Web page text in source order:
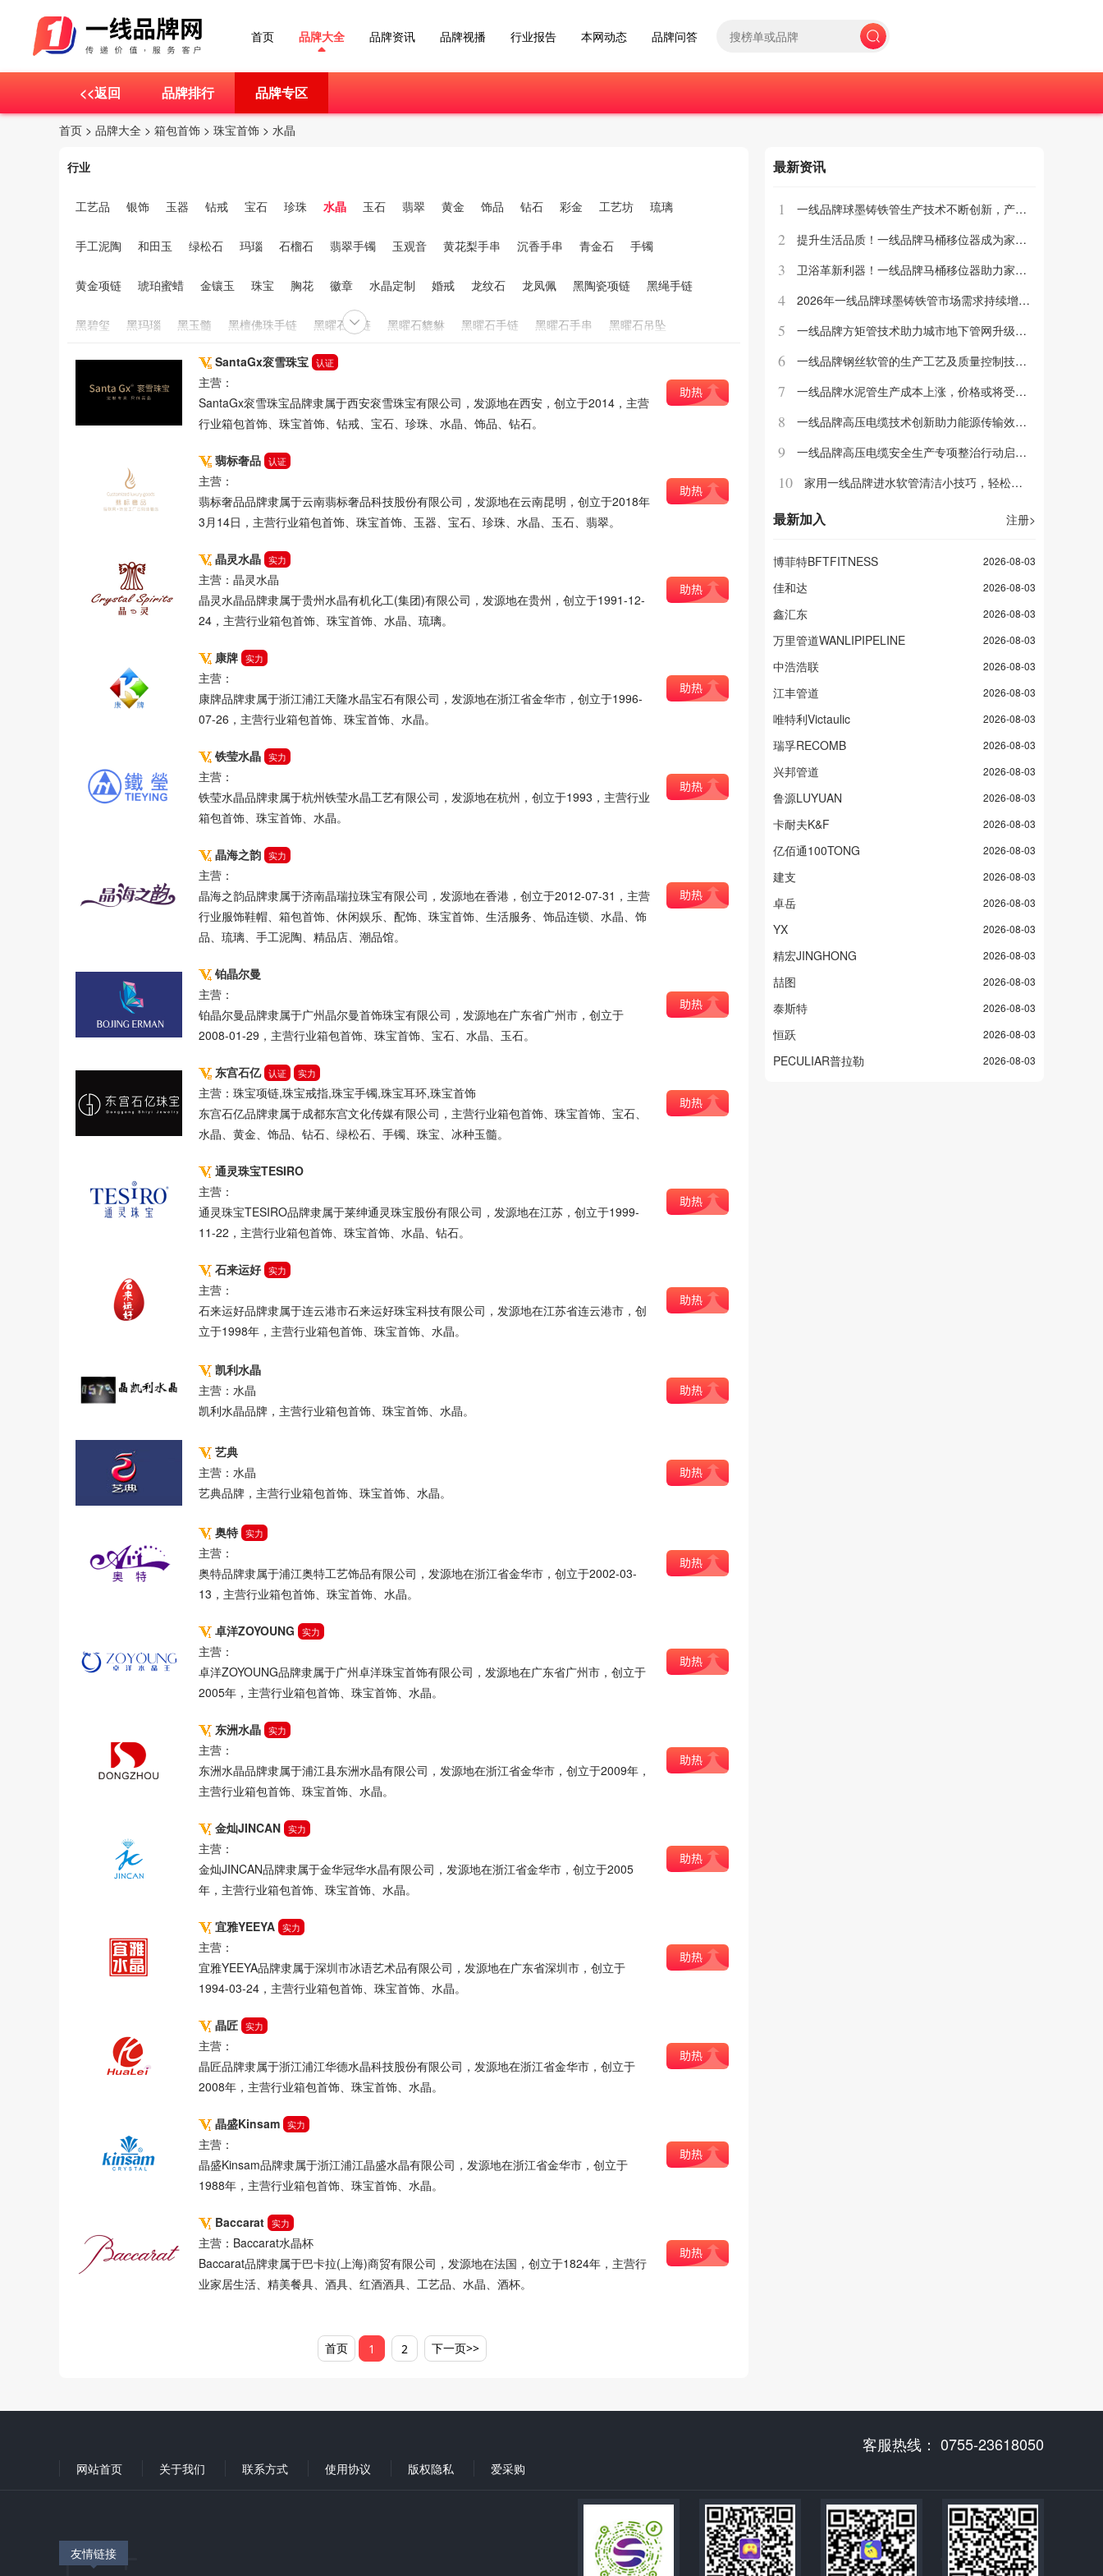
首页 品牌大全 品牌资讯 品牌视播 行业报告 本网动态 品牌问答
<<返回 品牌排行 品牌专区
首页 > 品牌大全 > 箱包首饰 > 珠宝首饰 > 水晶
行业
工艺品 银饰 玉器 钻戒 宝石 珍珠 水晶 玉石 翡翠 黄金 饰品 钻石 彩金 工艺坊 琉璃
手工泥陶 和田玉 绿松石 玛瑙 石榴石 翡翠手镯 玉观音 黄花梨手串 沉香手串 青金石 手镯
黄金项链 琥珀蜜蜡 金镶玉 珠宝 胸花 徽章 水晶定制 婚戒 龙纹石 龙凤佩 黑陶瓷项链 黑绳手链
黑碧玺 黑玛瑙 黑玉髓 黑檀佛珠手链 黑曜石项链 黑曜石貔貅 黑曜石手链 黑曜石手串 黑曜石吊坠
黑曜石 黑发晶 黄龙玉手镯 黄龙玉 黄金饰品
黄金脚链 黄金耳钉 黄金耳线 黄金红绳手链 黄金生肖吊坠 黄金手饰 黄金手链 黄金戒指 黄金对戒
鸡血石
韩版锁骨链 韩版戒指 青金石散珠 青金石手链 青白玉 青田石 青玉石 隐形项链
阿弥陀佛吊坠 长款耳饰 长款流苏耳环
银铃铛 银脚链 银耳钉 银耳环 银手镯 银手链 银戒指 银吊坠 铃铛脚链 铃铛手镯 铂金项链
钛晶手链 钛晶
足银项链 足金项链 足金手链 贵妃镯
SantaGx衮雪珠宝 认证
主营：
SantaGx衮雪珠宝品牌隶属于西安衮雪珠宝有限公司，发源地在西安，创立于2014，主营
行业箱包首饰、珠宝首饰、钻戒、宝石、珍珠、水晶、饰品、钻石。
翡标奢品 认证
主营：
翡标奢品品牌隶属于云南翡标奢品科技股份有限公司，发源地在云南昆明，创立于2018年
3月14日，主营行业箱包首饰、珠宝首饰、玉器、宝石、珍珠、水晶、玉石、翡翠。
晶灵水晶 实力
主营：晶灵水晶
晶灵水晶品牌隶属于贵州水晶有机化工(集团)有限公司，发源地在贵州，创立于1991-12-
24，主营行业箱包首饰、珠宝首饰、水晶、琉璃。
康牌 实力
主营：
康牌品牌隶属于浙江浦江天隆水晶宝石有限公司，发源地在浙江省金华市，创立于1996-
07-26，主营行业箱包首饰、珠宝首饰、水晶。
铁莹水晶 实力
主营：
铁莹水晶品牌隶属于杭州铁莹水晶工艺有限公司，发源地在杭州，创立于1993，主营行业
箱包首饰、珠宝首饰、水晶。
晶海之韵 实力
主营：
晶海之韵品牌隶属于济南晶瑞拉珠宝有限公司，发源地在香港，创立于2012-07-31，主营
行业服饰鞋帽、箱包首饰、休闲娱乐、配饰、珠宝首饰、生活服务、饰品连锁、水晶、饰
品、琉璃、手工泥陶、精品店、潮品馆。
铂晶尔曼
主营：
铂晶尔曼品牌隶属于广州晶尔曼首饰珠宝有限公司，发源地在广东省广州市，创立于
2008-01-29，主营行业箱包首饰、珠宝首饰、宝石、水晶、玉石。
东宫石亿 认证 实力
主营：珠宝项链,珠宝戒指,珠宝手镯,珠宝耳环,珠宝首饰
东宫石亿品牌隶属于成都东宫文化传媒有限公司，主营行业箱包首饰、珠宝首饰、宝石、
水晶、黄金、饰品、钻石、绿松石、手镯、珠宝、冰种玉髓。
通灵珠宝TESIRO
主营：
通灵珠宝TESIRO品牌隶属于莱绅通灵珠宝股份有限公司，发源地在江苏，创立于1999-
11-22，主营行业箱包首饰、珠宝首饰、水晶、钻石。
石来运好 实力
主营：
石来运好品牌隶属于连云港市石来运好珠宝科技有限公司，发源地在江苏省连云港市，创
立于1998年，主营行业箱包首饰、珠宝首饰、水晶。
凯利水晶
主营：水晶
凯利水晶品牌，主营行业箱包首饰、珠宝首饰、水晶。
艺典
主营：水晶
艺典品牌，主营行业箱包首饰、珠宝首饰、水晶。
奥特 实力
主营：
奥特品牌隶属于浦江奥特工艺饰品有限公司，发源地在浙江省金华市，创立于2002-03-
13，主营行业箱包首饰、珠宝首饰、水晶。
卓洋ZOYOUNG 实力
主营：
卓洋ZOYOUNG品牌隶属于广州卓洋珠宝首饰有限公司，发源地在广东省广州市，创立于
2005年，主营行业箱包首饰、珠宝首饰、水晶。
东洲水晶 实力
主营：
东洲水晶品牌隶属于浦江县东洲水晶有限公司，发源地在浙江省金华市，创立于2009年，
主营行业箱包首饰、珠宝首饰、水晶。
金灿JINCAN 实力
主营：
金灿JINCAN品牌隶属于金华冠华水晶有限公司，发源地在浙江省金华市，创立于2005
年，主营行业箱包首饰、珠宝首饰、水晶。
宜雅YEEYA 实力
主营：
宜雅YEEYA品牌隶属于深圳市冰语艺术品有限公司，发源地在广东省深圳市，创立于
1994-03-24，主营行业箱包首饰、珠宝首饰、水晶。
晶匠 实力
主营：
晶匠品牌隶属于浙江浦江华德水晶科技股份有限公司，发源地在浙江省金华市，创立于
2008年，主营行业箱包首饰、珠宝首饰、水晶。
晶盛Kinsam 实力
主营：
晶盛Kinsam品牌隶属于浙江浦江晶盛水晶有限公司，发源地在浙江省金华市，创立于
1988年，主营行业箱包首饰、珠宝首饰、水晶。
Baccarat 实力
主营：Baccarat水晶杯
Baccarat品牌隶属于巴卡拉(上海)商贸有限公司，发源地在法国，创立于1824年，主营行
业家居生活、精美餐具、酒具、红酒酒具、工艺品、水晶、酒杯。
首页 1 2 下一页>>
最新资讯
1 一线品牌球墨铸铁管生产技术不断创新，产品质量稳步提升，市场竞争力增强
2 提升生活品质！一线品牌马桶移位器成为家庭新宠
3 卫浴革新利器！一线品牌马桶移位器助力家居升级
4 2026年一线品牌球墨铸铁管市场需求持续增长，行业迎来新发展机遇
5 一线品牌方矩管技术助力城市地下管网升级改造
6 一线品牌钢丝软管的生产工艺及质量控制技术介绍
7 一线品牌水泥管生产成本上涨，价格或将受到影响
8 一线品牌高压电缆技术创新助力能源传输效率提升
9 一线品牌高压电缆安全生产专项整治行动启动，力保人民生命财产安全
10 家用一线品牌进水软管清洁小技巧，轻松去除水垢和异味
注册>
最新加入
2026-08-03
博菲特BFTFITNESS
2026-08-03
佳和达
2026-08-03
鑫汇东
2026-08-03
万里管道WANLIPIPELINE
2026-08-03
中浩浩联
2026-08-03
江丰管道
2026-08-03
唯特利Victaulic
2026-08-03
瑞孚RECOMB
2026-08-03
兴邦管道
2026-08-03
鲁源LUYUAN
2026-08-03
卡耐夫K&F
2026-08-03
亿佰通100TONG
2026-08-03
建支
2026-08-03
卓岳
2026-08-03
YX
2026-08-03
精宏JINGHONG
2026-08-03
喆图
2026-08-03
泰斯特
2026-08-03
恒跃
2026-08-03
PECULIAR普拉勒
网站首页 关于我们 联系方式 使用协议 版权隐私 爱采购
客服热线： 0755-23618050
友情链接